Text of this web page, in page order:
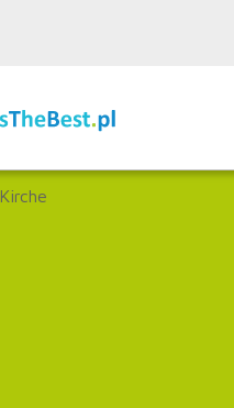
Kirche